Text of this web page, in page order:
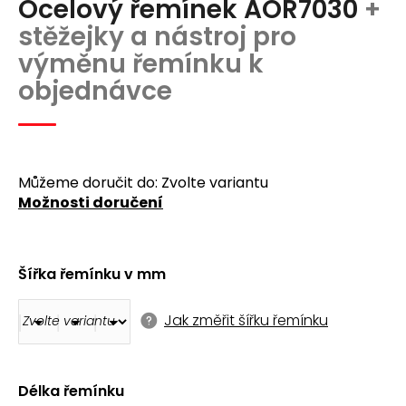
produktu
je
0,0
z
5
hvězdiček.
Ocelový řemínek AOR7030 +
stěžejky a nástroj pro
výměnu řemínku k
objednávce
Délka řemínku
Šířka řemínku v mm
Jak změřit šířku řemínku
Můžeme doručit do: Zvolte variantu
Možnosti doručení
a
j
í
t
?
D
o
p
o
u